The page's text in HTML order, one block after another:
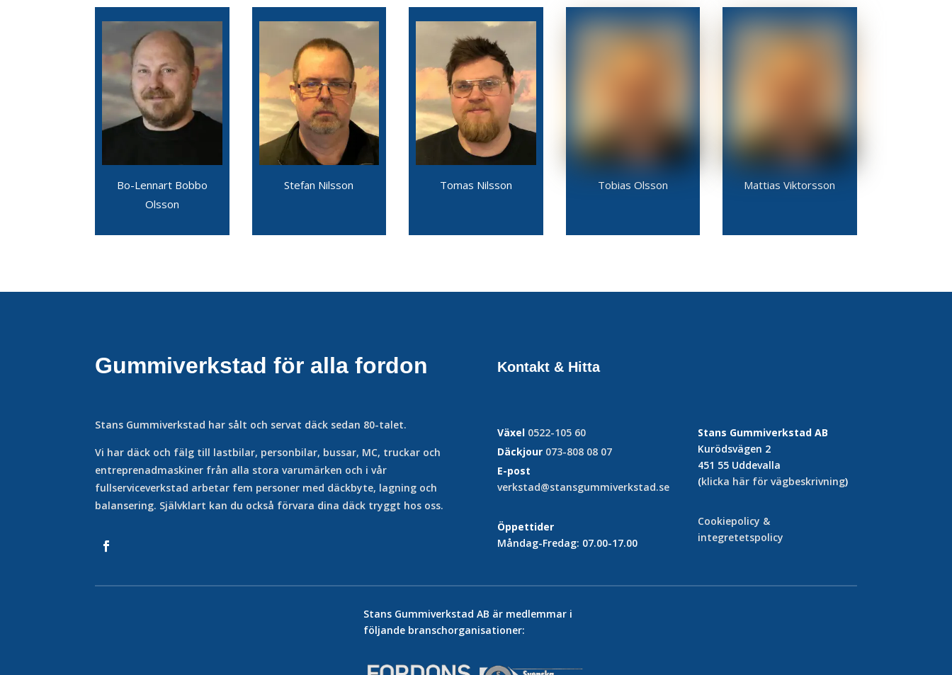
Bo-Lennart Bobbo
Olsson
Stefan Nilsson Tomas Nilsson Tobias Olsson Mattias Viktorsson
Gummiverkstad för alla fordon
Stans Gummiverkstad har sålt och servat däck sedan 80-talet.
Vi har däck och fälg till lastbilar, personbilar, bussar, MC, truckar och
entreprenadmaskiner från alla stora varumärken och i vår
fullserviceverkstad arbetar fem personer med däckbyte, lagning och
balansering. Självklart kan du också förvara dina däck tryggt hos oss.
Kontakt & Hitta
Växel 0522-105 60
Däckjour 073-808 08 07
E-post
verkstad@stansgummiverkstad.se
Öppettider
Måndag-Fredag: 07.00-17.00
Stans Gummiverkstad AB
Kurödsvägen 2
451 55 Uddevalla
(klicka här för vägbeskrivning)
Cookiepolicy &
integretetspolicy
Stans Gummiverkstad AB är medlemmar i
följande branschorganisationer: